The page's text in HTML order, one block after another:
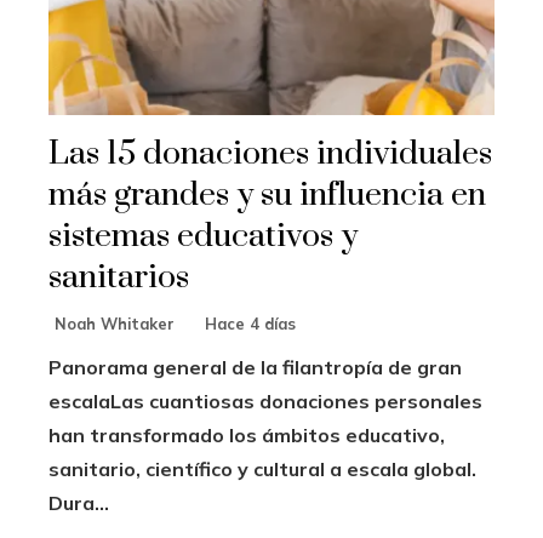
Las 15 donaciones individuales
más grandes y su influencia en
sistemas educativos y
sanitarios
Noah Whitaker Hace 4 días
Panorama general de la filantropía de gran
escalaLas cuantiosas donaciones personales
han transformado los ámbitos educativo,
sanitario, científico y cultural a escala global.
Dura...